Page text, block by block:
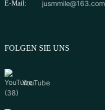
E-Mail: jusmmile@163.com
FOLGEN SIE UNS
YouTube